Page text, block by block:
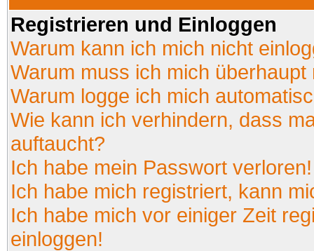
Registrieren und Einloggen
Warum kann ich mich nicht
Warum muss ich mich überhaupt
Warum logge ich mich
Wie kann ich verhindern, dass
auftaucht?
Ich habe mein Passwort verloren!
Ich habe mich registriert, kann
Ich habe mich vor einiger Zeit
einloggen!